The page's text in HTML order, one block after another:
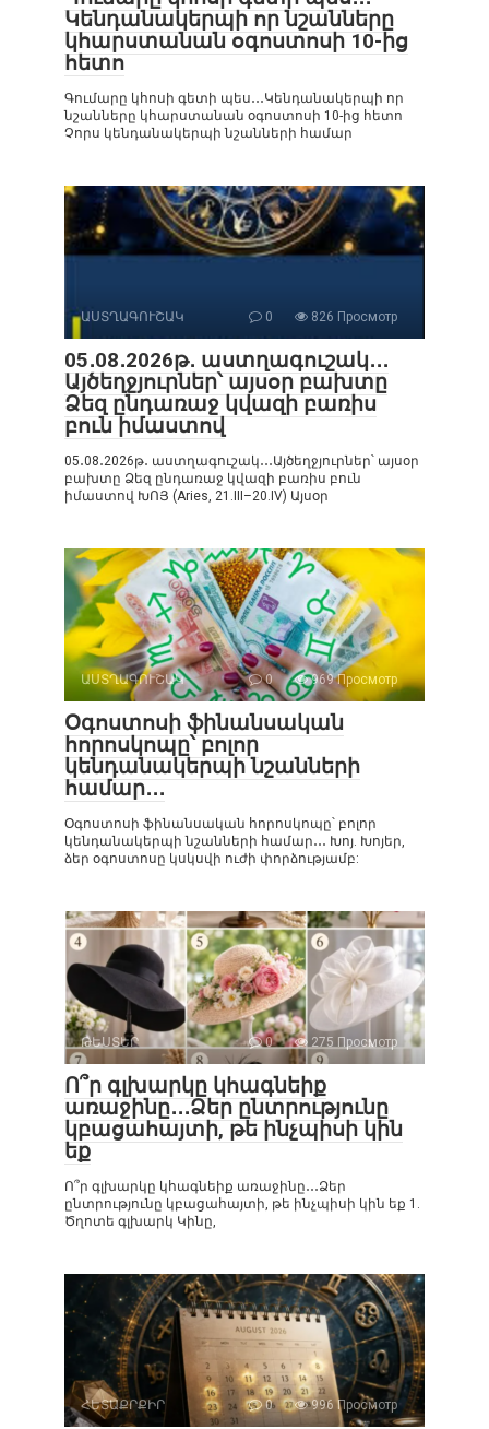
Կենդանակերպի որ նշանները
կհարստանան օգոստոսի 10-ից
հետո
Գումարը կհոսի գետի պես․․․Կենդանակերպի որ
նշանները կհարստանան օգոստոսի 10-ից հետո
Չորս կենդանակերպի նշանների համար
ԱՍՏՂԱԳՈՒՇԱԿ 0 826 Просмотр
05․08․2026թ․ աստղագուշակ․․․
Այծեղջյուրներ՝ այսօր բախտը
Ձեզ ընդառաջ կվազի բառիս
բուն իմաստով
05․08․2026թ․ աստղագուշակ․․․Այծեղջյուրներ՝ այսօր
բախտը Ձեզ ընդառաջ կվազի բառիս բուն
իմաստով ԽՈՅ (Aries, 21.III–20.IV) Այսօր
ԱՍՏՂԱԳՈՒՇԱԿ 0 969 Просмотр
Օգոստոսի ֆինանսական
հորոսկոպը՝ բոլոր
կենդանակերպի նշանների
համար․․․
Օգոստոսի ֆինանսական հորոսկոպը՝ բոլոր
կենդանակերպի նշանների համար․․․ Խոյ. Խոյեր,
ձեր օգոստոսը կսկսվի ուժի փորձությամբ:
ԹԵՍՏԵՐ 0 275 Просмотр
Ո՞ր գլխարկը կհագնեիք
առաջինը․․․Ձեր ընտրությունը
կբացահայտի, թե ինչպիսի կին
եք
Ո՞ր գլխարկը կհագնեիք առաջինը․․․Ձեր
ընտրությունը կբացահայտի, թե ինչպիսի կին եք 1.
Ծղոտե գլխարկ Կինը,
ՀԵՏԱՔՐՔԻՐ 0 996 Просмотр